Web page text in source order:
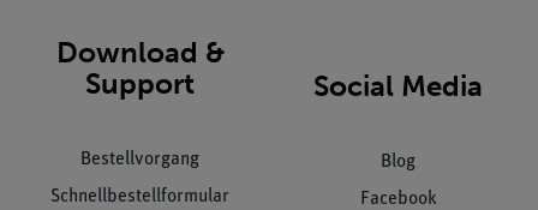
Download &
Support
Bestellvorgang
Schnellbestellformular
Social Media
Blog
Facebook